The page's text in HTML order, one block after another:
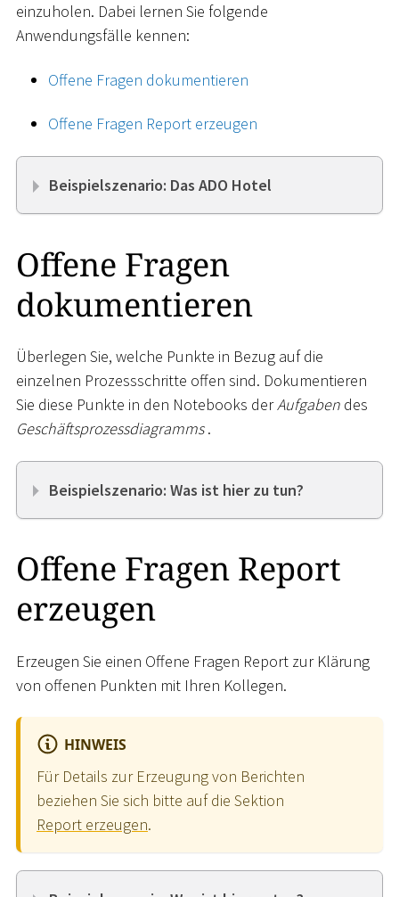
einzuholen. Dabei lernen Sie folgende
Anwendungsfälle kennen:
Offene Fragen dokumentieren
Offene Fragen Report erzeugen
Beispielszenario: Das ADO Hotel
Offene Fragen
dokumentieren
Überlegen Sie, welche Punkte in Bezug auf die
einzelnen Prozessschritte offen sind. Dokumentieren
Sie diese Punkte in den Notebooks derAufgaben des
Geschäftsprozessdiagramms.
Beispielszenario: Was ist hier zu tun?
Offene Fragen Report
erzeugen
Erzeugen Sie einen Offene Fragen Report zur Klärung
von offenen Punkten mit Ihren Kollegen.
HINWEIS
Für Details zur Erzeugung von Berichten
beziehen Sie sich bitte auf die Sektion
Report erzeugen.